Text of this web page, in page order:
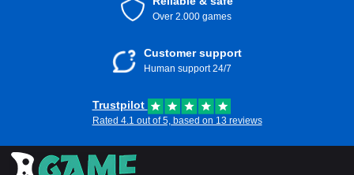
Over 2.000 games
Customer support
Human support 24/7
Trustpilot
Rated 4.1 out of 5, based on 13 reviews